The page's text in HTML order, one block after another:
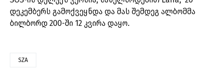
დეკემბერს გამოქვეყნდა და მას შემდეგ ალბომმა
ბილბორდ 200-ში 12 კვირა დაყო.
SZA